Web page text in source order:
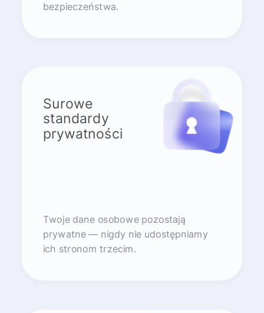
bezpieczeństwa.
Surowe
standardy
prywatności
Twoje dane osobowe pozostają
prywatne — nigdy nie udostępniamy
ich stronom trzecim.